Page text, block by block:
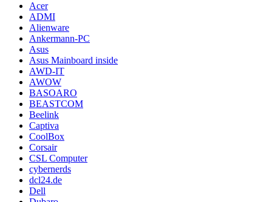
Acer
ADMI
Alienware
Ankermann-PC
Asus
Asus Mainboard inside
AWD-IT
AWOW
BASOARO
BEASTCOM
Beelink
Captiva
CoolBox
Corsair
CSL Computer
cybernerds
dcl24.de
Dell